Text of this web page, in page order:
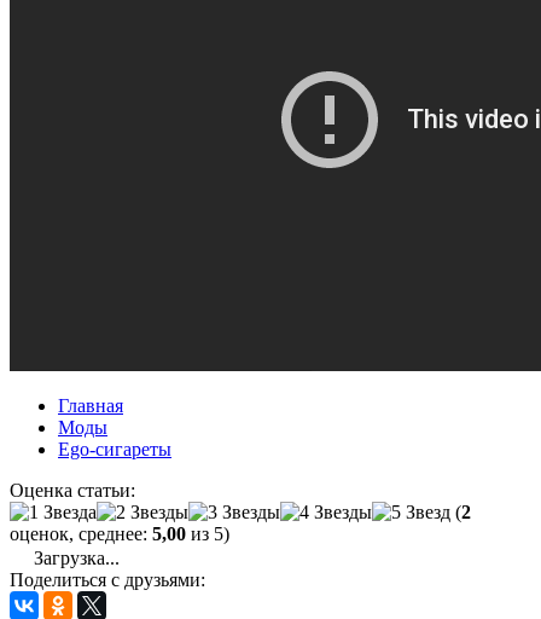
Главная
Моды
Ego-сигареты
Оценка статьи:
(2
оценок, среднее: 5,00 из 5)
Загрузка...
Поделиться с друзьями: